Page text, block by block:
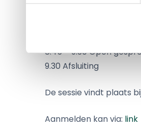
8.00 – 8.15
8.30 – 8.45
8.45 – 9.30 Open
9.30 Afsluiting
De sessie vindt plaats
Aanmelden kan via: link